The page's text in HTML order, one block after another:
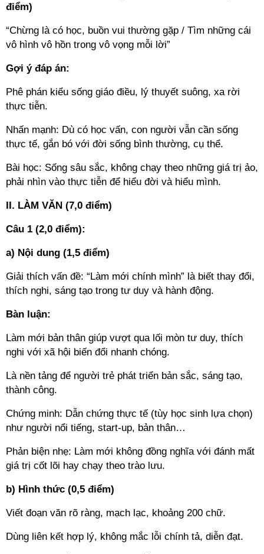
điểm)
“Chừng là có học, buồn vui thường gặp / Tìm những cái
vô hình vô hồn trong vô vọng mỗi lời”
Gợi ý đáp án:
Phê phán kiểu sống giáo điều, lý thuyết suông, xa rời
thực tiễn.
Nhấn mạnh: Dù có học vấn, con người vẫn cần sống
thực tế, gắn bó với đời sống bình thường, cụ thể.
Bài học: Sống sâu sắc, không chạy theo những giá trị ảo,
phải nhìn vào thực tiễn để hiểu đời và hiểu mình.
II. LÀM VĂN (7,0 điểm)
Câu 1 (2,0 điểm):
a) Nội dung (1,5 điểm)
Giải thích vấn đề: “Làm mới chính mình” là biết thay đổi,
thích nghi, sáng tạo trong tư duy và hành động.
Bàn luận:
Làm mới bản thân giúp vượt qua lối mòn tư duy, thích
nghi với xã hội biến đổi nhanh chóng.
Là nền tảng để người trẻ phát triển bản sắc, sáng tạo,
thành công.
Chứng minh: Dẫn chứng thực tế (tùy học sinh lựa chọn)
như người nổi tiếng, start-up, bản thân…
Phản biện nhẹ: Làm mới không đồng nghĩa với đánh mất
giá trị cốt lõi hay chạy theo trào lưu.
b) Hình thức (0,5 điểm)
Viết đoạn văn rõ ràng, mạch lạc, khoảng 200 chữ.
Dùng liên kết hợp lý, không mắc lỗi chính tả, diễn đạt.